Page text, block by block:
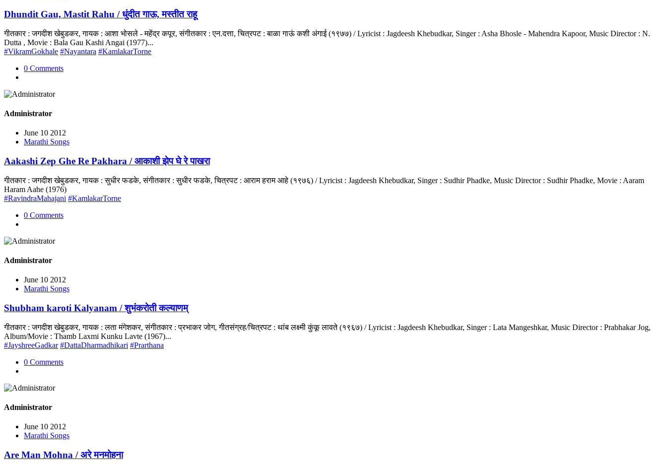
Dhundit Gau, Mastit Rahu / धुंदीत गाऊ, मस्तीत राहू
गीतकार : जगदीश खेबुडकर, गायक : आशा भोसले - महेंद्र कपूर, संगीतकार : एन.दत्ता, चित्रपट : बाळा गाऊं कशी अंगाई (१९७७) / Lyricist : Jagdeesh Khebudkar, Singer : Asha Bhosle - Mahendra Kapoor, Music Director : N.
Dutta , Movie : Bala Gau Kashi Angai (1977)...
#VikramGokhale #Nayantara #KamlakarTorne
0 Comments
Administrator
June 10 2012
Marathi Songs
Aakashi Zep Ghe Re Pakhara / आकाशी झेप घे रे पाखरा
गीतकार : जगदीश खेबुडकर, गायक : सुधीर फडके, संगीतकार : सुधीर फडके, चित्रपट : आराम हराम आहे (१९७६) / Lyricist : Jagdeesh Khebudkar, Singer : Sudhir Phadke, Music Director : Sudhir Phadke, Movie : Aaram
Haram Aahe (1976)
#RavindraMahajani #KamlakarTorne
0 Comments
Administrator
June 10 2012
Marathi Songs
Shubham karoti Kalyanam / शुभंकरोती कल्याणम्
गीतकार : जगदीश खेबुडकर, गायक : लता मंगेशकर, संगीतकार : प्रभाकर जोग, गीतसंग्रह/चित्रपट : थांब लक्ष्मी कुंकू लावते (१९६७) / Lyricist : Jagdeesh Khebudkar, Singer : Lata Mangeshkar, Music Director : Prabhakar Jog,
Album/Movie : Thamb Laxmi Kunku Lavte (1967)...
#JayshreeGadkar #DattaDharmadhikari #Prarthana
0 Comments
Administrator
June 10 2012
Marathi Songs
Are Man Mohna / अरे मनमोहना